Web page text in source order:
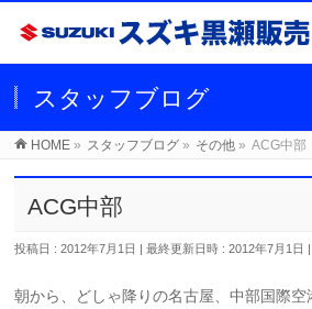
スタッフブログ
HOME » スタッフブログ » その他 » ACG中部
ACG中部
投稿日 : 2012年7月1日 最終更新日時 : 2012年7月1日
朝から、どしゃ降りの名古屋、中部国際空